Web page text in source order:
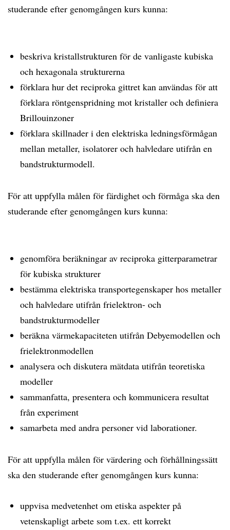
studerande efter genomgången kurs kunna:
beskriva kristallstrukturen för de vanligaste kubiska
och hexagonala strukturerna
förklara hur det reciproka gittret kan användas för att
förklara röntgenspridning mot kristaller och definiera
Brillouinzoner
förklara skillnader i den elektriska ledningsförmågan
mellan metaller, isolatorer och halvledare utifrån en
bandstrukturmodell.
För att uppfylla målen för färdighet och förmåga ska den
studerande efter genomgången kurs kunna:
genomföra beräkningar av reciproka gitterparametrar
för kubiska strukturer
bestämma elektriska transportegenskaper hos metaller
och halvledare utifrån frielektron- och
bandstrukturmodeller
beräkna värmekapaciteten utifrån Debyemodellen och
frielektronmodellen
analysera och diskutera mätdata utifrån teoretiska
modeller
sammanfatta, presentera och kommunicera resultat
från experiment
samarbeta med andra personer vid laborationer.
För att uppfylla målen för värdering och förhållningssätt
ska den studerande efter genomgången kurs kunna:
uppvisa medvetenhet om etiska aspekter på
vetenskapligt arbete som t.ex. ett korrekt